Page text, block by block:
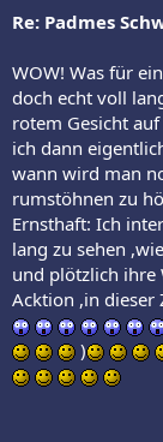
Re: Padmes
WOW! Was für
doch echt voll
rotem Gesicht
ich dann
wann wird man
rumstöhnen zu
Ernsthaft: Ich
lang zu sehen
und plötzlich ihre
Acktion ,in dieser
)